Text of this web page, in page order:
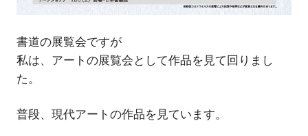
書道の展覧会ですが
私は、アートの展覧会として作品を見て回りまし
た。
普段、現代アートの作品を見ています。